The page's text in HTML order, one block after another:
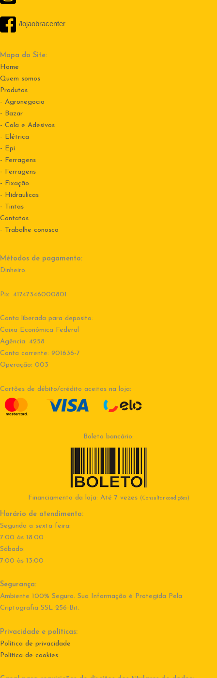
/lojaobracenter
Mapa do Site:
Home
Quem somos
Produtos
- Agronegocio
- Bazar
- Cola e Adesivos
- Elétrica
- Epi
- Ferragens
- Ferragens
- Fixação
- Hidraulicas
- Tintas
Contatos
- Trabalhe conosco
Métodos de pagamento:
Dinheiro.
Pix: 41747346000801
Conta liberada para deposito:
Caixa Econômica Federal
Agência: 4258
Conta corrente: 901636-7
Operação: 003
Cartões de débito/crédito aceitos na loja:
Boleto bancário:
Financiamento da loja: Até 7 vezes (Consultar condições)
Horário de atendimento:
Segunda a sexta-feira:
7:00 às 18:00
Sábado:
7:00 às 13:00
Segurança:
Ambiente 100% Seguro. Sua Informação é Protegida Pela
Criptografia SSL 256-Bit.
Privacidade e políticas:
Política de privacidade
Política de cookies